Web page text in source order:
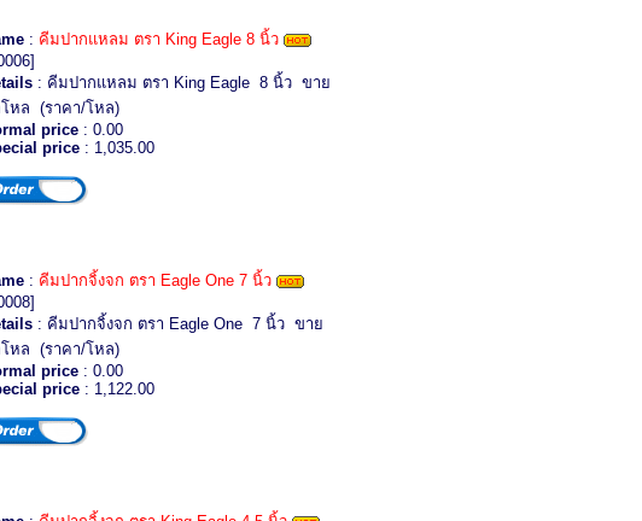
: คีมปากแหลม ตรา King Eagle 8 นิ้ว
: คีมปากแหลม ตรา King Eagle 8 นิ้ว ขาย
หล (ราคา/โหล)
price : 0.00
price : 1,035.00
: คีมปากจิ้งจก ตรา Eagle One 7 นิ้ว
: คีมปากจิ้งจก ตรา Eagle One 7 นิ้ว ขาย
หล (ราคา/โหล)
price : 0.00
price : 1,122.00